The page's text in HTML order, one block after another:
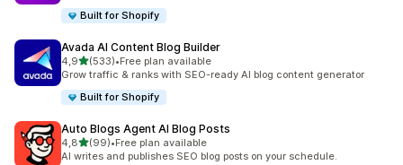
Built for Shopify
Avada AI Content Blog Builder
4,9av 5 stjerner
(533)
Totalt 533 omtaler
•Free plan available
Grow traffic & ranks with SEO-ready AI blog content generator
Built for Shopify
Auto Blogs Agent AI Blog Posts
4,8av 5 stjerner
(99)
Totalt 99 omtaler
•Free plan available
AI writes and publishes SEO blog posts on your schedule.